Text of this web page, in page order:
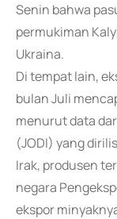
Senin bahwa
permukiman
Ukraina.
Di tempat lain,
bulan Juli
menurut data
(JODI) yang
Irak, produsen
negara
ekspor